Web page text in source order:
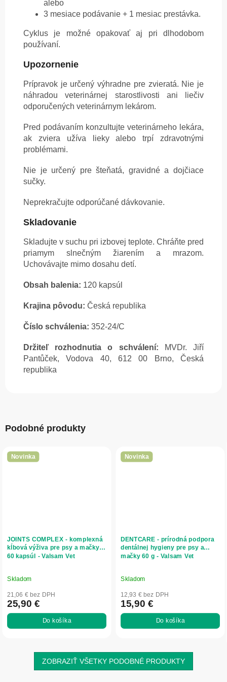
alebo
3 mesiace podávanie + 1 mesiac prestávka.
Cyklus je možné opakovať aj pri dlhodobom
používaní.
Upozornenie
Prípravok je určený výhradne pre zvieratá. Nie je
náhradou veterinárnej starostlivosti ani liečiv
odporučených veterinárnym lekárom.
Pred podávaním konzultujte veterinárneho lekára,
ak zviera užíva lieky alebo trpí zdravotnými
problémami.
Nie je určený pre šteňatá, gravidné a dojčiace
sučky.
Neprekračujte odporúčané dávkovanie.
Skladovanie
Skladujte v suchu pri izbovej teplote. Chráňte pred
priamym slnečným žiarením a mrazom.
Uchovávajte mimo dosahu detí.
Obsah balenia: 120 kapsúl
Krajina pôvodu: Česká republika
Číslo schválenia: 352-24/C
Držiteľ rozhodnutia o schválení: MVDr. Jiří
Pantůček, Vodova 40, 612 00 Brno, Česká
republika
Podobné produkty
Novinka
JOINTS COMPLEX - komplexná
kĺbová výživa pre psy a mačky
60 kapsúl - Valsam Vet
Skladom
21,06 € bez DPH
25,90 €
Do košíka
Novinka
DENTCARE - prírodná podpora
dentálnej hygieny pre psy a
mačky 60 g - Valsam Vet
Skladom
12,93 € bez DPH
15,90 €
Do košíka
ZOBRAZIŤ VŠETKY PODOBNÉ PRODUKTY